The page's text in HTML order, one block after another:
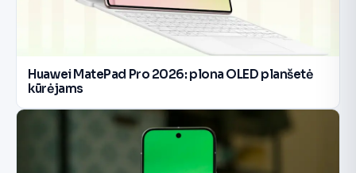
Huawei MatePad Pro 2026: plona OLED planšetė
kūrėjams